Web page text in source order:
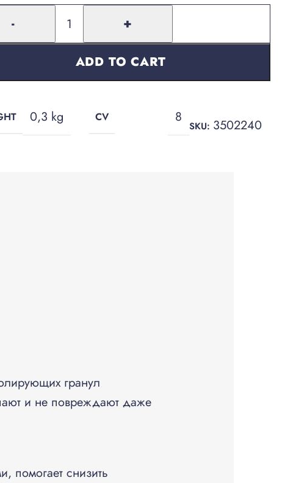
- +
ADD TO CART
0,3 kg CV 8
SKU: 3502240
гранул
и не повреждают даже
помогает снизить